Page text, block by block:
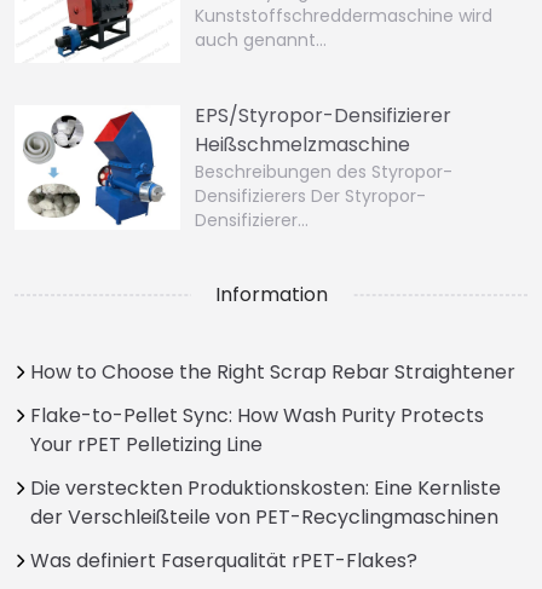
Kunststoffschreddermaschine wird
auch genannt…
EPS/Styropor-Densifizierer
Heißschmelzmaschine
Beschreibungen des Styropor-
Densifizierers Der Styropor-
Densifizierer…
Information
How to Choose the Right Scrap Rebar Straightener
Flake-to-Pellet Sync: How Wash Purity Protects
Your rPET Pelletizing Line
Die versteckten Produktionskosten: Eine Kernliste
der Verschleißteile von PET-Recyclingmaschinen
Was definiert Faserqualität rPET-Flakes?